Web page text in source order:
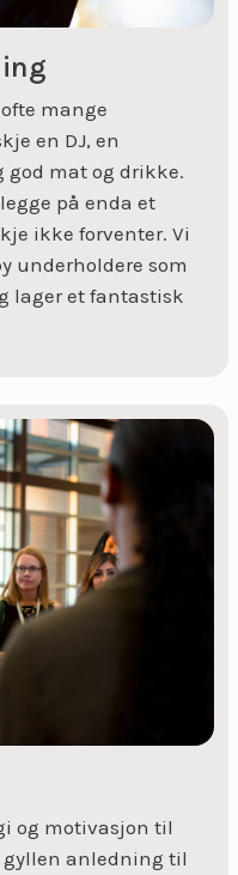
mange
en DJ, en
god mat og drikke.
på enda et
ikke forventer. Vi
underholdere som
lager et fantastisk
og motivasjon til
gyllen anledning til